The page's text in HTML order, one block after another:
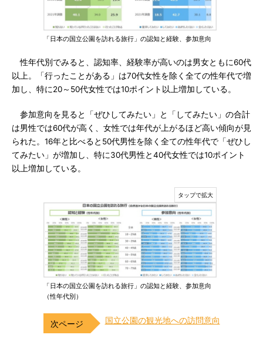
「日本の国立公園を訪れる旅行」の認知と経験、参加意向
性年代別でみると、認知率、経験率が高いのは男女ともに60代
以上。「行ったことがある」は70代女性を除く全ての性年代で増
加し、特に20～50代女性では10ポイント以上増加している。
参加意向を見ると「ぜひしてみたい」と「してみたい」の合計
は男性では60代が高く、女性では年代が上がるほど高い傾向が見
られた。16年と比べると50代男性を除く全ての性年代で「ぜひし
てみたい」が増加し、特に30代男性と40代女性では10ポイント
以上増加している。
「日本の国立公園を訪れる旅行」の認知と経験、参加意向
（性年代別）
国立公園の観光地への訪問意向